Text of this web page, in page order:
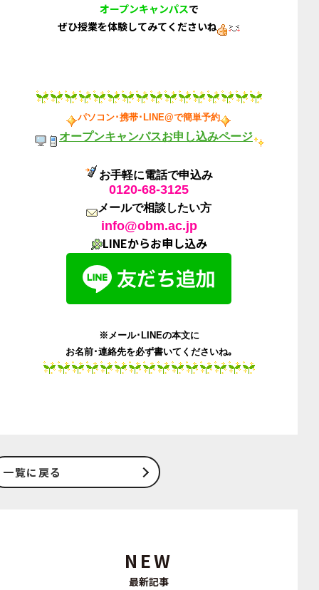
NEW
最新記事
オープンキャンパスで
ぜひ授業を体験してみてくださいね
パソコン･携帯･LINE@で簡単予約
オープンキャンパスお申し込みページ
お手軽に電話で申込み
0120-68-3125
メールで相談したい方
info@obm.ac.jp
LINEからお申し込み
※メール･LINEの本文に
お名前･連絡先を必ず書いてくださいね｡
一覧に戻る